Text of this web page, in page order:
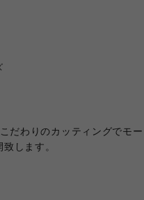
だわりのカッティングで
します。